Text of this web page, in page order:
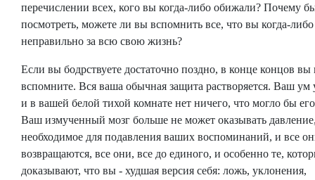
перечислении всех, кого вы когда-либо обижали? Почему
посмотреть, можете ли вы вспомнить все, что вы когда-
неправильно за всю свою жизнь?
Если вы бодрствуете достаточно поздно, в конце концов вы
вспомните. Вся ваша обычная защита растворяется. Ваш ум
и в вашей белой тихой комнате нет ничего, что могло бы
Ваш измученный мозг больше не может оказывать
необходимое для подавления ваших воспоминаний, и все
возвращаются, все они, все до единого, и особенно те,
доказывают, что вы - худшая версия себя: ложь, уклонения,